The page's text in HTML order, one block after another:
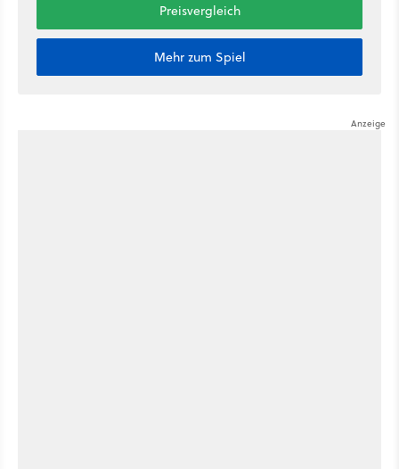
Preisvergleich
Mehr zum Spiel